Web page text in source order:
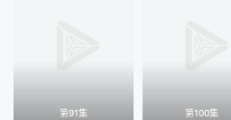
第91集 第100集